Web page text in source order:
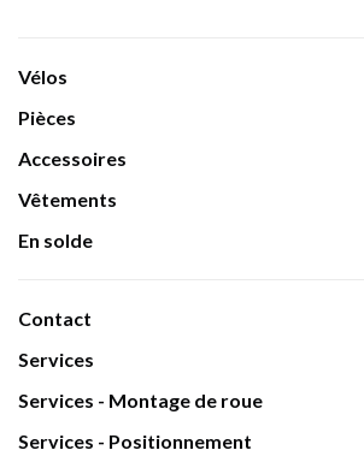
Vélos
Pièces
Accessoires
Vêtements
En solde
Contact
Services
Services - Montage de roue
Services - Positionnement